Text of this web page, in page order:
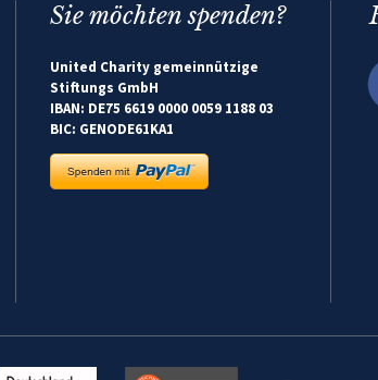
Sie möchten spenden?
United Charity gemeinnützige
Stiftungs GmbH
IBAN: DE75 6619 0000 0059 1188 03
BIC: GENODE61KA1